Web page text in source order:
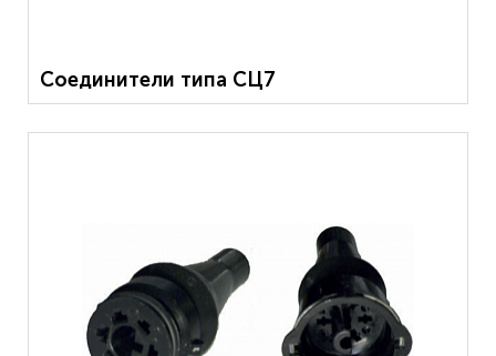
Соединители типа СЦ7